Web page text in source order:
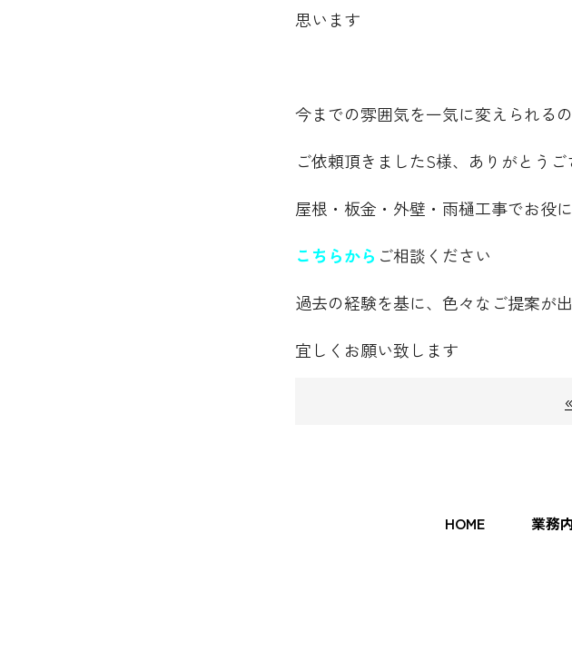
思います
今までの雰囲気を一気に変えられる
ご依頼頂きましたS様、ありがとう
屋根・板金・外壁・雨樋工事でお役
こちらから ご相談ください
過去の経験を基に、色々なご提案が
宜しくお願い致します
HOME 業務